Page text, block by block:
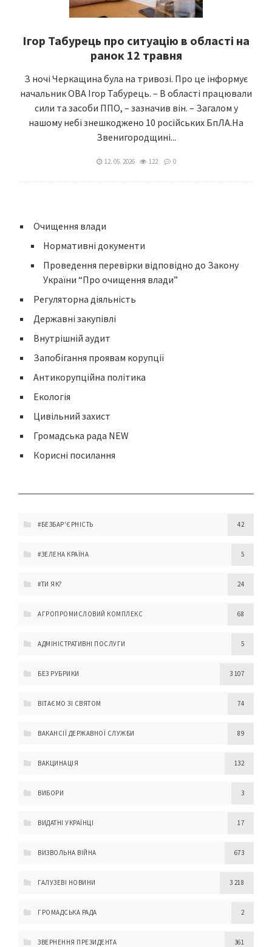
Ігор Табурець про ситуацію в області на
ранок 12 травня
З ночі Черкащина була на тривозі. Про це інформує
начальник ОВА Ігор Табурець. – В області працювали
сили та засоби ППО, – зазначив він. – Загалом у
нашому небі знешкоджено 10 російських БпЛА.На
Звенигородщині...
12. 05. 2026 122 0
Очищення влади
Нормативні документи
Проведення перевірки відповідно до Закону
України “Про очищення влади”
Регуляторна діяльність
Державні закупівлі
Внутрішній аудит
Запобігання проявам корупції
Антикорупційна політика
Екологія
Цивільний захист
Громадська рада NEW
Корисні посилання
#БЕЗБАР'ЄРНІСТЬ 42
#ЗЕЛЕНА КРАЇНА 5
#ТИ ЯК? 24
АГРОПРОМИСЛОВИЙ КОМПЛЕКС 68
АДМІНІСТРАТИВНІ ПОСЛУГИ 5
БЕЗ РУБРИКИ 3 107
ВІТАЄМО ЗІ СВЯТОМ 74
ВАКАНСІЇ ДЕРЖАВНОЇ СЛУЖБИ 89
ВАКЦИНАЦІЯ 132
ВИБОРИ 3
ВИДАТНІ УКРАЇНЦІ 17
ВИЗВОЛЬНА ВІЙНА 673
ГАЛУЗЕВІ НОВИНИ 3 218
ГРОМАДСЬКА РАДА 2
ЗВЕРНЕННЯ ПРЕЗИДЕНТА 361